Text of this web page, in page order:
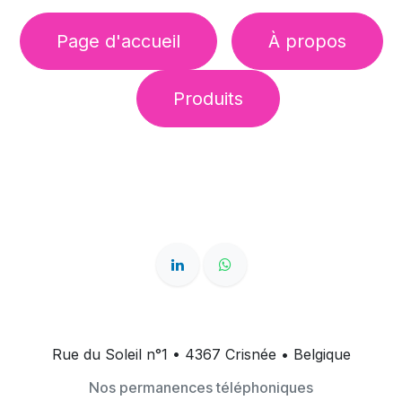
Page d'accueil À propos
Produits
Rue du Soleil n°1 • 4367 Crisnée • Belgique
Nos permanences téléphoniques